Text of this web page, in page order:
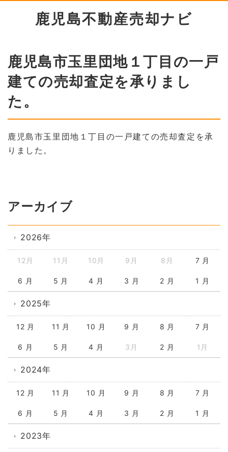
鹿児島不動産売却ナビ
鹿児島市玉里団地１丁目の一戸
建ての売却査定を承りまし
た。
鹿児島市玉里団地１丁目の一戸建ての売却査定を承
りました。
アーカイブ
2026年
12月 11月 10月 9月 8月 7 月
6 月 5 月 4 月 3 月 2 月 1 月
2025年
12 月 11 月 10 月 9 月 8 月 7 月
6 月 5 月 4 月 3月 2 月 1月
2024年
12 月 11 月 10 月 9 月 8 月 7 月
6 月 5 月 4 月 3 月 2 月 1 月
2023年